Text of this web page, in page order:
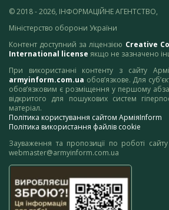
© 2018 - 2026, ІНФОРМАЦІЙНЕ АГЕНТСТВО,
Міністерство оборони України
Контент доступний за ліцензією Creative
International license якщо не зазначено
При використанні контенту з сайту
armyinform.com.ua обов’язкове. Для
обов’язковим є розміщення у першому
відкритого для пошукових систем
матеріал.
Політика користування сайтом АрміяInform
Політика використання файлів cookie
Зауваження та пропозиції по роботі
webmaster@armyinform.com.ua